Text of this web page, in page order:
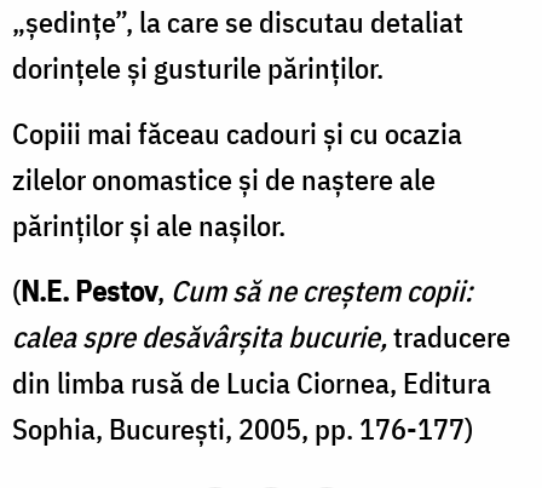
„şedinţe”, la care se discutau detaliat
dorinţele şi gusturile părinţilor.
Copiii mai făceau cadouri şi cu ocazia
zilelor onomastice şi de naştere ale
părinţilor şi ale naşilor.
(N.E. Pestov, Cum să ne creştem copii:
calea spre desăvârşita bucurie,traducere
din limba rusă de Lucia Ciornea, Editura
Sophia, București, 2005, pp. 176-177)